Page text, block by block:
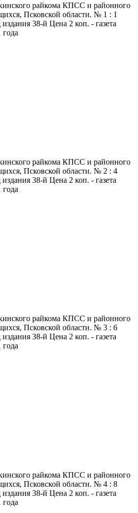
райкома КПСС и районного
Псковской области. № 1 : 1
38-й Цена 2 коп. - газета
года
райкома КПСС и районного
Псковской области. № 2 : 4
38-й Цена 2 коп. - газета
года
райкома КПСС и районного
Псковской области. № 3 : 6
38-й Цена 2 коп. - газета
года
райкома КПСС и районного
Псковской области. № 4 : 8
38-й Цена 2 коп. - газета
года